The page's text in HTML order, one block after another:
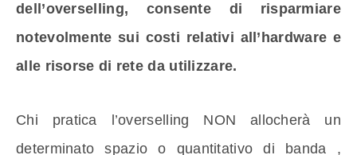
dell’overselling, consente di risparmiare
notevolmente sui costi relativi all’hardware e
alle risorse di rete da utilizzare.
Chi pratica l’overselling NON allocherà un
determinato spazio o quantitativo di banda ,